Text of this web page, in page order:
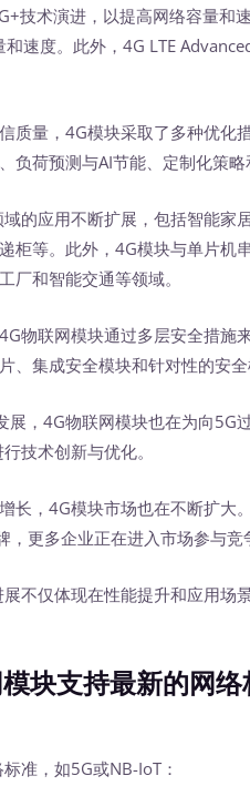
技术演进，以提高网络容量和
速度。此外，4G LTE
质量，4G模块采取了多种优化
荷预测与AI节能、定制化策略
域的应用不断扩展，包括智能家
柜等。此外，4G模块与单片机
厂和智能交通等领域。
物联网模块通过多层安全措施
、集成安全模块和针对性的安全
展，4G物联网模块也在为向5G
技术创新与优化。
长，4G模块市场也在不断扩大
更多企业正在进入市场参与竞
仅体现在性能提升和应用场
支持最新的网络
准，如5G或NB-IoT：